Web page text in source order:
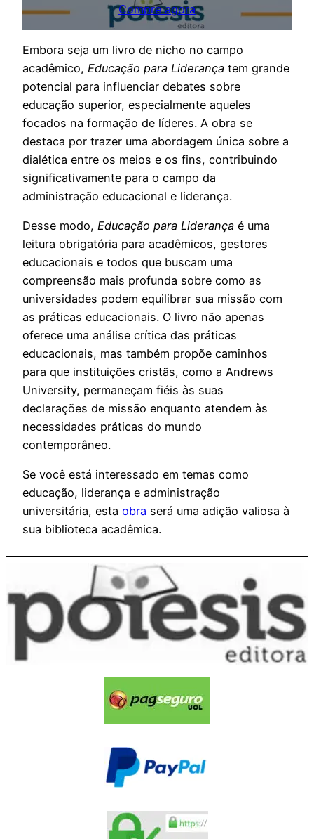
Compre agora
Embora seja um livro de nicho no campo
acadêmico, Educação para Liderança tem grande
potencial para influenciar debates sobre
educação superior, especialmente aqueles
focados na formação de líderes. A obra se
destaca por trazer uma abordagem única sobre a
dialética entre os meios e os fins, contribuindo
significativamente para o campo da
administração educacional e liderança.
Desse modo, Educação para Liderança é uma
leitura obrigatória para acadêmicos, gestores
educacionais e todos que buscam uma
compreensão mais profunda sobre como as
universidades podem equilibrar sua missão com
as práticas educacionais. O livro não apenas
oferece uma análise crítica das práticas
educacionais, mas também propõe caminhos
para que instituições cristãs, como a Andrews
University, permaneçam fiéis às suas
declarações de missão enquanto atendem às
necessidades práticas do mundo
contemporâneo.
Se você está interessado em temas como
educação, liderança e administração
universitária, esta obra será uma adição valiosa à
sua biblioteca acadêmica.